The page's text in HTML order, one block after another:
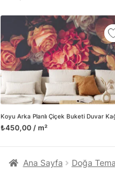
₺450,00 / m²
üretimini ve satışını
biliyor ve evin en kritik
ediyoruz. Bu nedenle ürün
trendlere ayak uydurmanın
da öncü rol üstleniyoruz.
Herhangi bir soru ya da
geçebilirsiniz.
Ana Sayfa Doğa